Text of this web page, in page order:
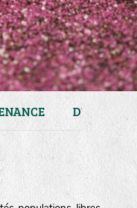
DURÉE DE